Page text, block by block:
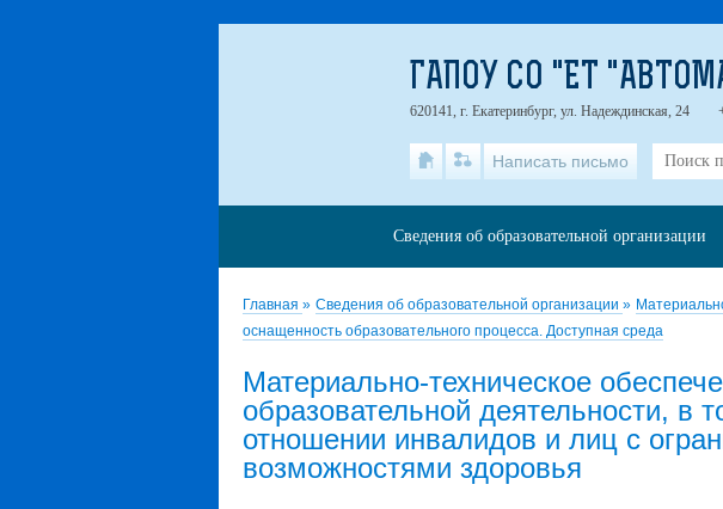
Главная » Сведения об образовательной организации »
оснащенность образовательного процесса. Доступная среда
Материально-техническое
образовательной деятельности, в
отношении инвалидов и лиц с
возможностями здоровья
ГАПОУ СО "ЕТ
620141, г. Екатеринбург, ул. Надеждинская, 24
Написать письмо
Сведения об образовательной организации